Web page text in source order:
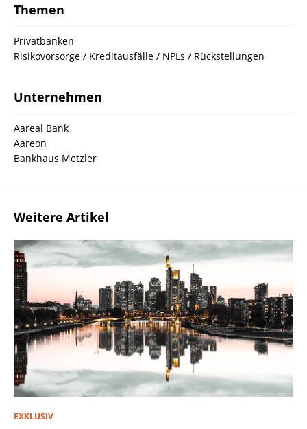
Themen
Privatbanken
Risikovorsorge / Kreditausfälle / NPLs / Rückstellungen
Unternehmen
Aareal Bank
Aareon
Bankhaus Metzler
Weitere Artikel
EXKLUSIV